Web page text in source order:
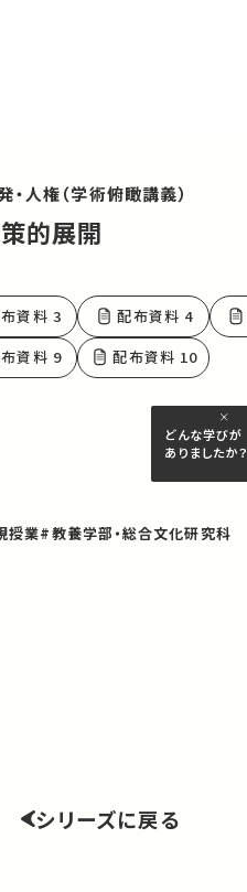
人権（学術俯瞰講義）
的展開
資料 3 配布資料 4
資料 9 配布資料 10
どんな学びが
ありましたか？
授業#教養学部・総合文化研究科
シリーズに戻る